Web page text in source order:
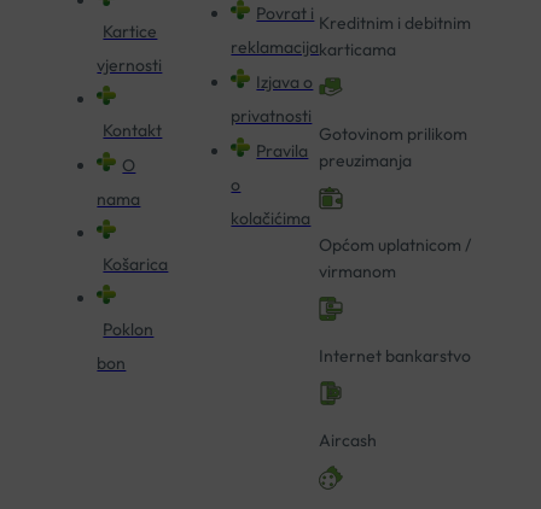
Kartice
vjernosti
Kontakt
O
nama
Košarica
Poklon
bon
Povrat i
reklamacija
Izjava o
privatnosti
Pravila
o
kolačićima
Kreditnim i debitnim
karticama
Gotovinom prilikom
preuzimanja
Općom uplatnicom /
virmanom
Internet bankarstvo
Aircash